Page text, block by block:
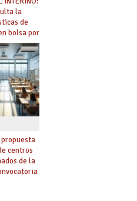
la
de
bolsa por
para
26/27
centros
de la